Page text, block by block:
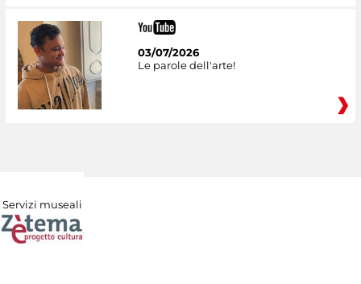
03/07/2026
Le parole dell'arte!
Servizi museali